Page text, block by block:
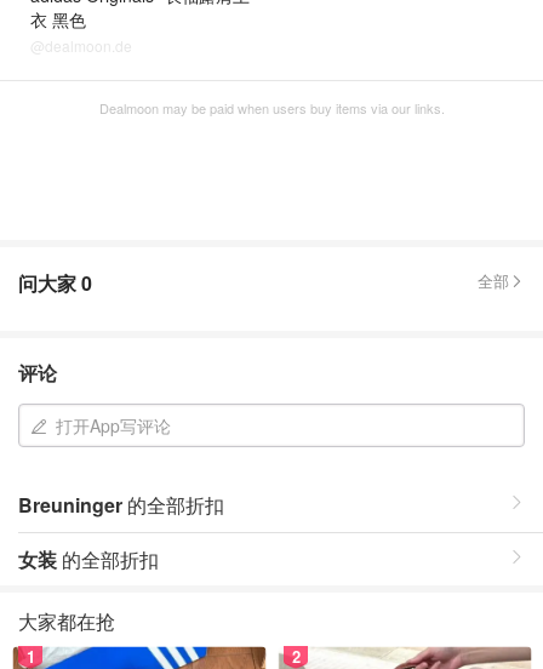
衣 黑色
@dealmoon.de
Dealmoon may be paid when users buy items via our links.
问大家0 全部
评论
打开App写评论
Breuninger 的全部折扣
女装 的全部折扣
大家都在抢
1 2